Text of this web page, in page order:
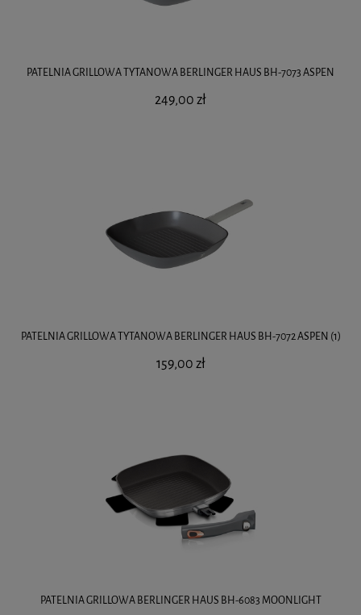
PATELNIA GRILLOWA TYTANOWA BERLINGER HAUS BH-7073 ASPEN
249,00 zł
PATELNIA GRILLOWA TYTANOWA BERLINGER HAUS BH-7072 ASPEN (1)
159,00 zł
PATELNIA GRILLOWA BERLINGER HAUS BH-6083 MOONLIGHT